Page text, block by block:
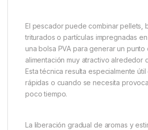
El pescador puede combinar pellets,
triturados o partículas impregnadas
una bolsa PVA para generar un punto
alimentación muy atractivo alrededor
Esta técnica resulta especialmente
rápidas o cuando se necesita
poco tiempo.
La liberación gradual de aromas y